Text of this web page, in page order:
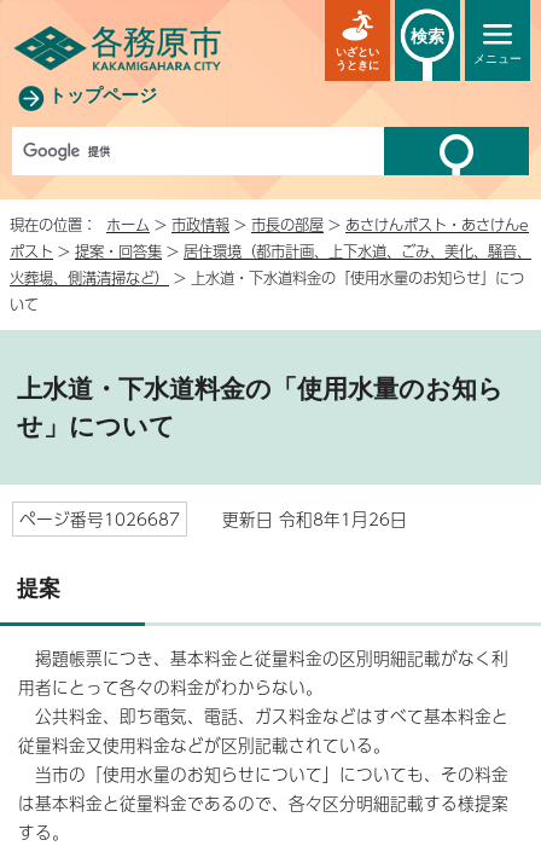
トップページ
メニュー
いざとい
うときに
検索
現在の位置： ホーム > 市政情報 > 市長の部屋 > あさけんポスト・あさけんe
ポスト > 提案・回答集 > 居住環境（都市計画、上下水道、ごみ、美化、騒音、
火葬場、側溝清掃など）
> 上水道・下水道料金の「使用水量のお知らせ」につ
いて
上水道・下水道料金の「使用水量のお知ら
せ」について
ページ番号1026687 更新日 令和8年1月26日
提案
掲題帳票につき、基本料金と従量料金の区別明細記載がなく利
用者にとって各々の料金がわからない。
公共料金、即ち電気、電話、ガス料金などはすべて基本料金と
従量料金又使用料金などが区別記載されている。
当市の「使用水量のお知らせについて」についても、その料金
は基本料金と従量料金であるので、各々区分明細記載する様提案
する。